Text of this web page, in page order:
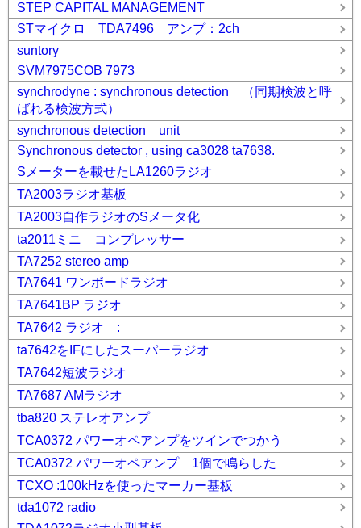
STEP CAPITAL MANAGEMENT
STマイクロ TDA7496 アンプ：2ch
suntory
SVM7975COB 7973
synchrodyne : synchronous detection （同期検波と呼
ばれる検波方式）
synchronous detection unit
Synchronous detector , using ca3028 ta7638.
Sメーターを載せたLA1260ラジオ
TA2003ラジオ基板
TA2003自作ラジオのSメータ化
ta2011ミニ コンプレッサー
TA7252 stereo amp
TA7641 ワンボードラジオ
TA7641BP ラジオ
TA7642 ラジオ :
ta7642をIFにしたスーパーラジオ
TA7642短波ラジオ
TA7687 AMラジオ
tba820 ステレオアンプ
TCA0372 パワーオペアンプをツインでつかう
TCA0372 パワーオペアンプ 1個で鳴らした
TCXO :100kHzを使ったマーカー基板
tda1072 radio